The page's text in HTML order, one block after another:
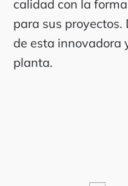
calidad con la
para sus proyectos.
de esta innovadora
planta.